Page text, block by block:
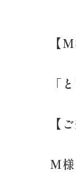
【
「
【
M